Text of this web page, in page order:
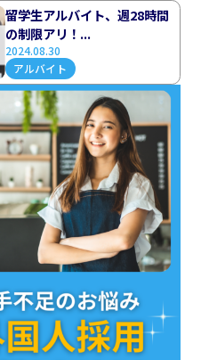
留学生アルバイト、週28時間
の制限アリ！...
2024.08.30
アルバイト